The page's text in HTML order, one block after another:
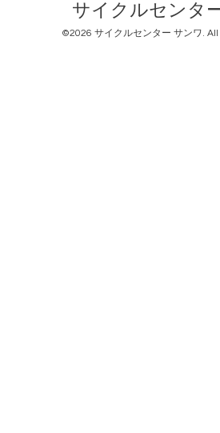
サイクルセンタ
©2026 サイクルセンター サンワ.